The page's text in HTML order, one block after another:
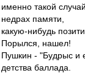
именно такой
недрах памяти,
какую-нибудь
Порылся, нашел!
Пушкин - "Будрыс и
детства баллада.